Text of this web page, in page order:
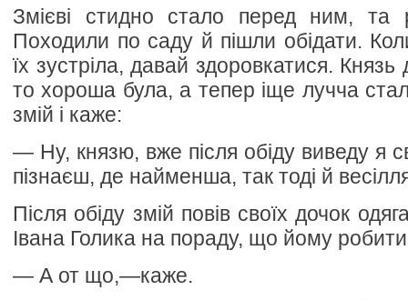
Змієві стидно стало перед ним, та
Походили по саду й пішли обідати.
їх зустріла, давай здоровкатися. Князь
то хороша була, а тепер іще лучча
змій і каже:
— Ну, князю, вже після обіду виведу я
пізнаєш, де найменша, так тоді й
Після обіду змій повів своїх дочок
Івана Голика на пораду, що йому
— А от що,—каже.